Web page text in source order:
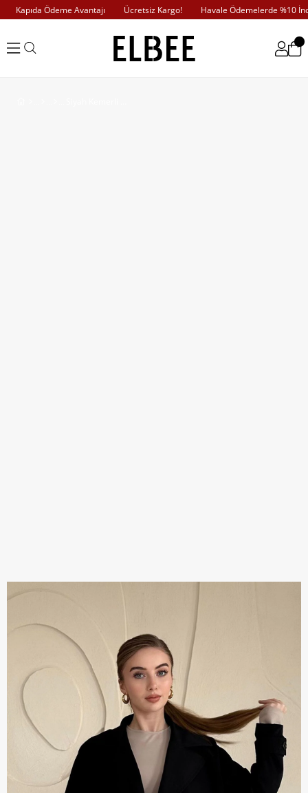
Kapıda Ödeme Avantajı Ücretsiz Kargo! Havale Ödemelerde %10